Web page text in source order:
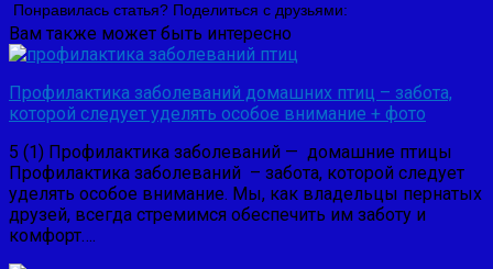
Понравилась статья? Поделиться с друзьями:
Вам также может быть интересно
Профилактика заболеваний домашних птиц – забота,
которой следует уделять особое внимание + фото
5 (1) Профилактика заболеваний — домашние птицы
Профилактика заболеваний – забота, которой следует
уделять особое внимание. Мы, как владельцы пернатых
друзей, всегда стремимся обеспечить им заботу и
комфорт….